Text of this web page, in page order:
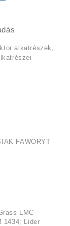
alkatrészek
FAWORYT
LMC
1434; Lider